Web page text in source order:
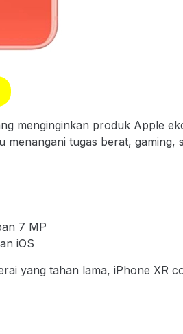
menginginkan produk Apple
menangani tugas berat,
7 MP
iOS
yang tahan lama, iPhone XR